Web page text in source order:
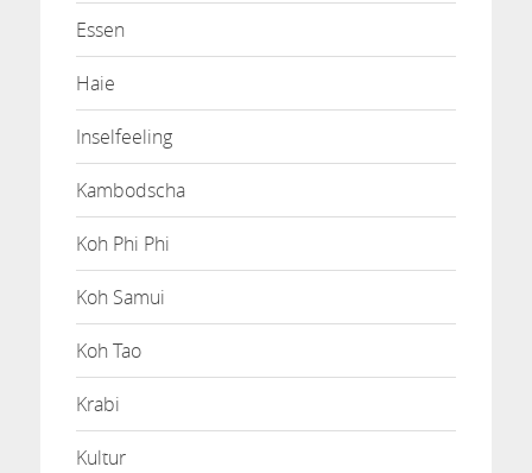
Essen
Haie
Inselfeeling
Kambodscha
Koh Phi Phi
Koh Samui
Koh Tao
Krabi
Kultur